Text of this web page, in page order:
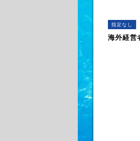
指定なし
海外経営